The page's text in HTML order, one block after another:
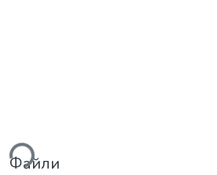
Файли